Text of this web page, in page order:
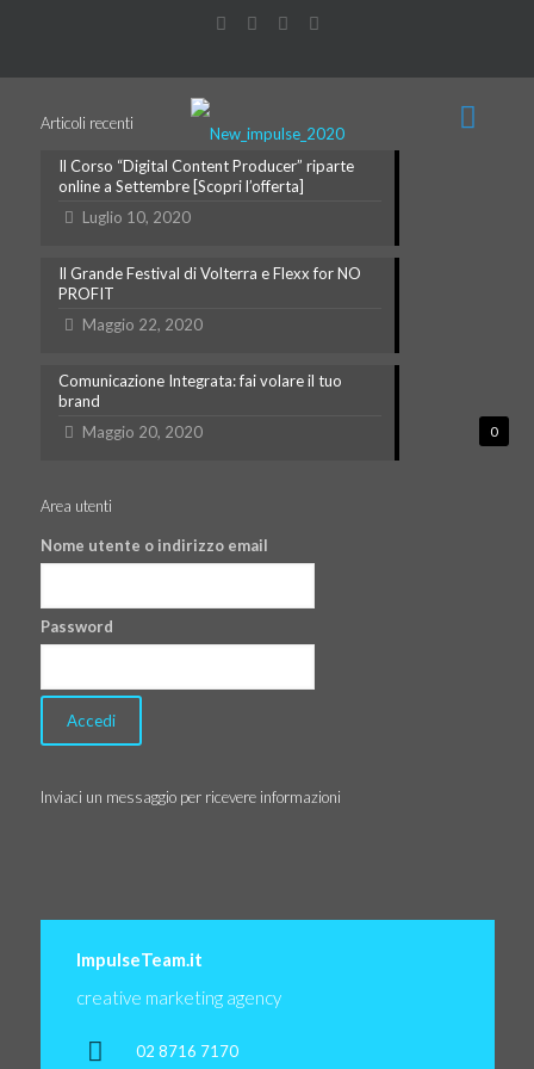
Articoli recenti
Il Corso “Digital Content Producer” riparte
online a Settembre [Scopri l’offerta]
Luglio 10, 2020
Il Grande Festival di Volterra e Flexx for NO
PROFIT
Maggio 22, 2020
0
Comunicazione Integrata: fai volare il tuo
brand
Maggio 20, 2020
Area utenti
Nome utente o indirizzo email
Password
Inviaci un messaggio per ricevere informazioni
ImpulseTeam.it
creative marketing agency
02 8716 7170